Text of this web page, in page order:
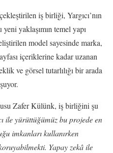
iş birliği, Yargıcı’nın
yaklaşımın temel yapı
model sayesinde marka,
içeriklerine kadar uzanan
ve görsel tutarlılığı bir arada
Zafer Külünk, iş birliğini şu
ile yürüttüğümüz bu projede en
imkanları kullanırken
Yapay zekâ ile